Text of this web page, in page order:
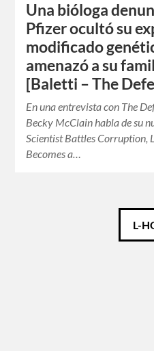
Una bióloga
Pfizer ocultó su
modificado
amenazó a su
[Baletti – The
En una entrevista con The
Becky McClain habla de su
Scientist Battles Corruption,
Becomes a…
L-